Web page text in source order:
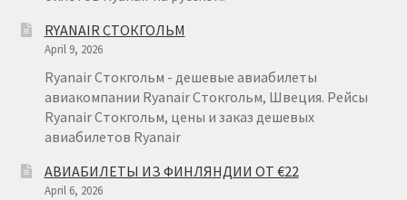
RYANAIR СТОКГОЛЬМ
April 9, 2026
Ryanair Стокгольм - дешевые авиабилеты
авиакомпании Ryanair Стокгольм, Швеция. Рейсы
Ryanair Стокгольм, цены и заказ дешевых
авиабилетов Ryanair
АВИАБИЛЕТЫ ИЗ ФИНЛЯНДИИ ОТ €22
April 6, 2026